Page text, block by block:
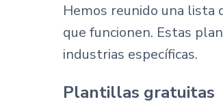
Hemos reunido una lista
que funcionen. Estas
industrias específicas.
Plantillas gratuitas